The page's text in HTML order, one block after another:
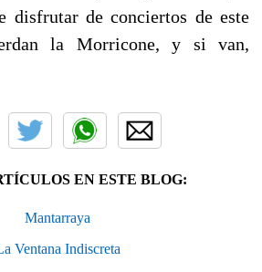
disfrutar de conciertos de este
la Morricone, y si van,
EN ESTE BLOG:
Mantarraya
Ventana Indiscreta